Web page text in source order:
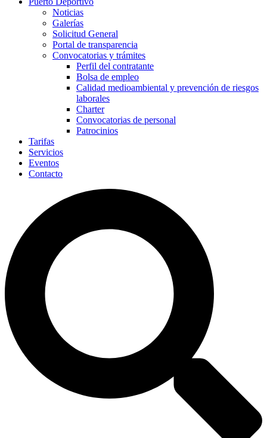
Noticias
Galerías
Solicitud General
Portal de transparencia
Convocatorias y trámites
Perfil del contratante
Bolsa de empleo
Calidad medioambiental y prevención de riesgos
laborales
Charter
Convocatorias de personal
Patrocinios
Tarifas
Servicios
Eventos
Contacto